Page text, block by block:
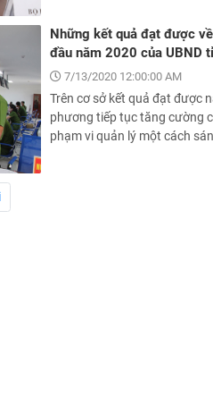
Những kết quả đạt được
đầu năm 2020 của UBND
7/13/2020 12:00:00 AM
Trên cơ sở kết quả đạt được
phương tiếp tục tăng cường
phạm vi quản lý một cách